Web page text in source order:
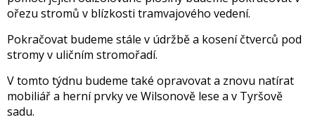
ořezu stromů v blízkosti tramvajového vedení.
Pokračovat budeme stále v údržbě a kosení čtverců pod
stromy v uličním stromořadí.
V tomto týdnu budeme také opravovat a znovu natírat
mobiliář a herní prvky ve Wilsonově lese a v Tyršově
sadu.